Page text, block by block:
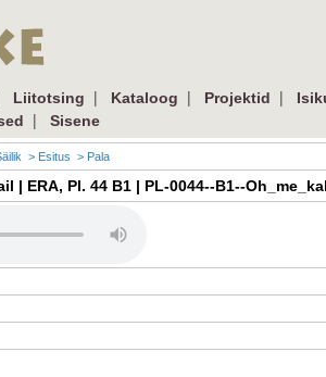
Liitotsing | Kataloog | Projektid |
| Sisene
> Esitus > Pala
| ERA, Pl. 44 B1 | PL-0044--B1--